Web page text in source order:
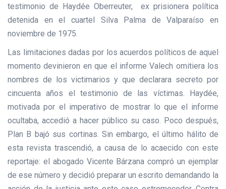
testimonio de Haydée Oberreuter, ex prisionera política
detenida en el cuartel Silva Palma de Valparaíso en
noviembre de 1975.
Las limitaciones dadas por los acuerdos políticos de aquel
momento devinieron en que el informe Valech omitiera los
nombres de los victimarios y que declarara secreto por
cincuenta años el testimonio de las víctimas. Haydée,
motivada por el imperativo de mostrar lo que el informe
ocultaba, accedió a hacer público su caso. Poco después,
Plan B bajó sus cortinas. Sin embargo, el último hálito de
esta revista trascendió, a causa de lo acaecido con este
reportaje: el abogado Vicente Bárzana compró un ejemplar
de ese número y decidió preparar un escrito demandando la